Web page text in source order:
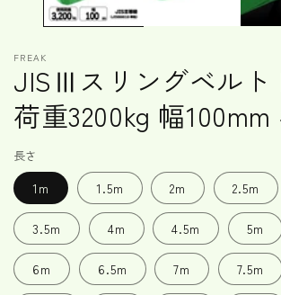
(1)
開
く
FREAK
JISⅢスリングベルト
荷重3200kg 幅
長さ
1m 1.5m 2m 2.5m
3.5m 4m 4.5m 5m
6m 6.5m 7m 7.5m